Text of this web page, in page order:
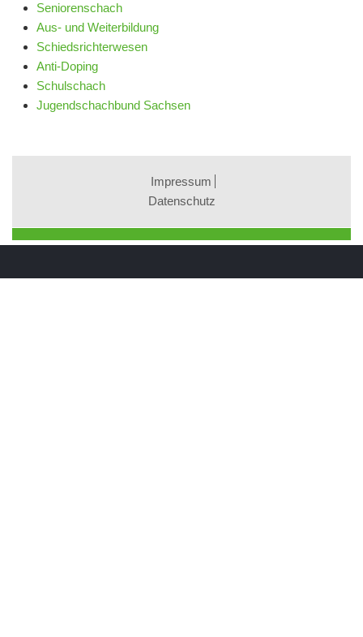
Seniorenschach
Aus- und Weiterbildung
Schiedsrichterwesen
Anti-Doping
Schulschach
Jugendschachbund Sachsen
Impressum
Datenschutz